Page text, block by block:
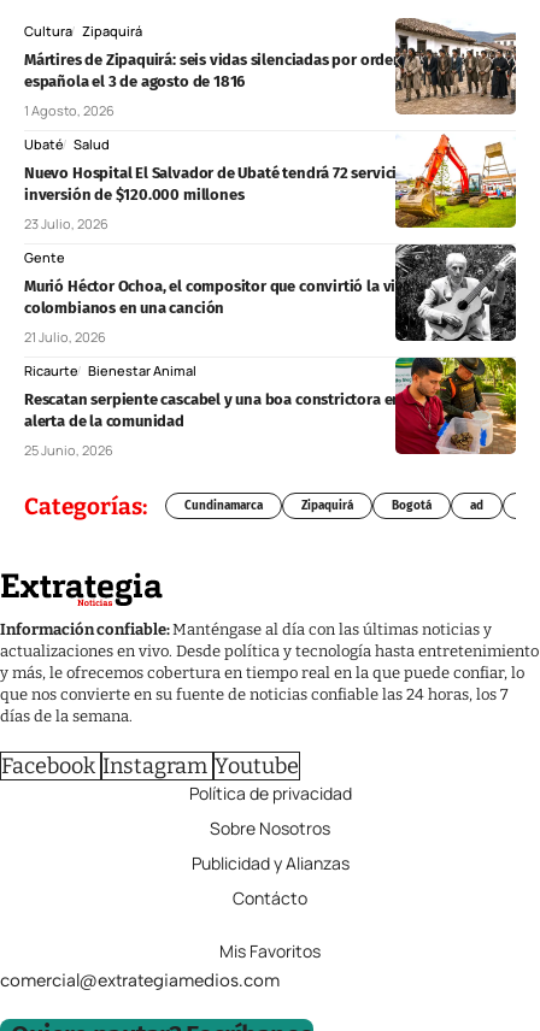
Cultura Zipaquirá
Mártires de Zipaquirá: seis vidas silenciadas por orden de la Corona
española el 3 de agosto de 1816
1 Agosto, 2026
Ubaté Salud
Nuevo Hospital El Salvador de Ubaté tendrá 72 servicios y una
inversión de $120.000 millones
23 Julio, 2026
Gente
Murió Héctor Ochoa, el compositor que convirtió la vida de los
colombianos en una canción
21 Julio, 2026
Ricaurte Bienestar Animal
Rescatan serpiente cascabel y una boa constrictora en Ricaurte tras
alerta de la comunidad
25 Junio, 2026
Categorías: Cundinamarca Zipaquirá Bogotá ad
Información confiable:Manténgase al día con las últimas noticias y
actualizaciones en vivo. Desde política y tecnología hasta entretenimiento
y más, le ofrecemos cobertura en tiempo real en la que puede confiar, lo
que nos convierte en su fuente de noticias confiable las 24 horas, los 7
días de la semana.
Facebook Instagram Youtube
Política de privacidad
Sobre Nosotros
Publicidad y Alianzas
Contácto
Mis Favoritos
comercial@extrategiamedios.com